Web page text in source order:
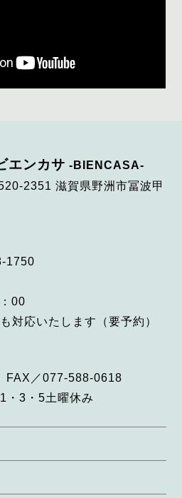
エンカサ -BIENCASA-
2351 滋賀県野洲市冨波甲
1750
00
対応いたします（要予約）
／077-588-0618
・3・5土曜休み